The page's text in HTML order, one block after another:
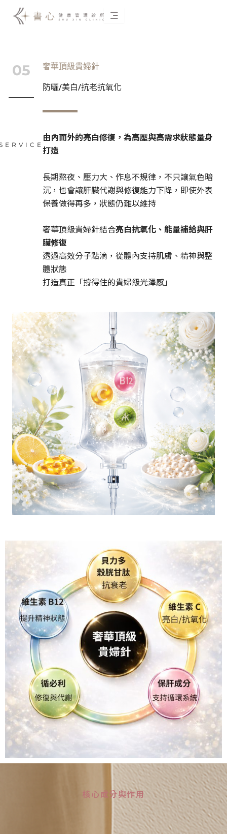
05 奢華頂級貴婦針
防曬/美白/抗老抗氧化
由內而外的亮白修復，為高壓與高需求狀態量身
打造
長期熬夜、壓力大、作息不規律，不只讓氣色暗
沉，也會讓肝臟代謝與修復能力下降，即使外表
保養做得再多，狀態仍難以維持
奢華頂級貴婦針結合亮白抗氧化、能量補給與肝
臟修復
透過高效分子點滴，從體內支持肌膚、精神與整
體狀態
打造真正「撐得住的貴婦級光澤感」
核心成分與作用